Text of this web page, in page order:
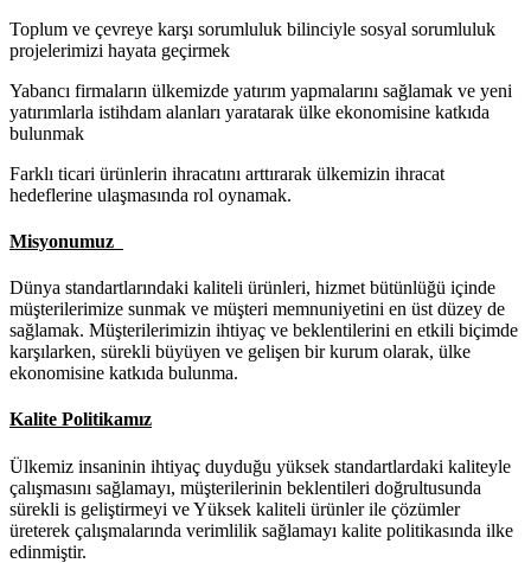
Toplum ve çevreye karşı sorumluluk bilinciyle sosyal sorumluluk
projelerimizi hayata geçirmek
Yabancı firmaların ülkemizde yatırım yapmalarını sağlamak ve yeni
yatırımlarla istihdam alanları yaratarak ülke ekonomisine katkıda
bulunmak
Farklı ticari ürünlerin ihracatını arttırarak ülkemizin ihracat
hedeflerine ulaşmasında rol oynamak.
Misyonumuz
Dünya standartlarındaki kaliteli ürünleri, hizmet bütünlüğü içinde
müşterilerimize sunmak ve müşteri memnuniyetini en üst düzey de
sağlamak. Müşterilerimizin ihtiyaç ve beklentilerini en etkili biçimde
karşılarken, sürekli büyüyen ve gelişen bir kurum olarak, ülke
ekonomisine katkıda bulunma.
Kalite Politikamız
Ülkemiz insaninin ihtiyaç duyduğu yüksek standartlardaki kaliteyle
çalışmasını sağlamayı, müşterilerinin beklentileri doğrultusunda
sürekli is geliştirmeyi ve Yüksek kaliteli ürünler ile çözümler
üreterek çalışmalarında verimlilik sağlamayı kalite politikasında ilke
edinmiştir.